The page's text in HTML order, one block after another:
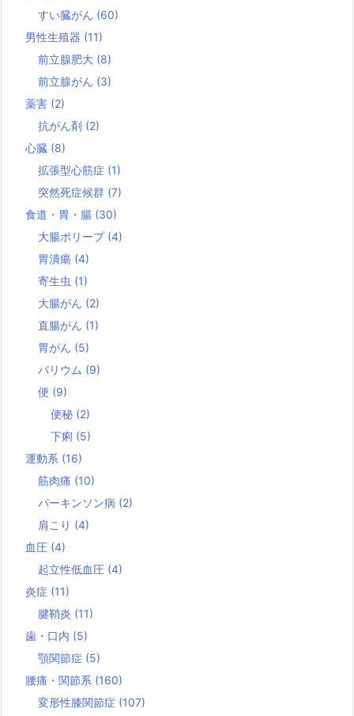
すい臓がん (60)
男性生殖器 (11)
前立腺肥大 (8)
前立腺がん (3)
薬害 (2)
抗がん剤 (2)
心臓 (8)
拡張型心筋症 (1)
突然死症候群 (7)
食道・胃・腸 (30)
大腸ポリープ (4)
胃潰瘍 (4)
寄生虫 (1)
大腸がん (2)
直腸がん (1)
胃がん (5)
バリウム (9)
便 (9)
便秘 (2)
下痢 (5)
運動系 (16)
筋肉痛 (10)
パーキンソン病 (2)
肩こり (4)
血圧 (4)
起立性低血圧 (4)
炎症 (11)
腱鞘炎 (11)
歯・口内 (5)
顎関節症 (5)
腰痛・関節系 (160)
変形性膝関節症 (107)